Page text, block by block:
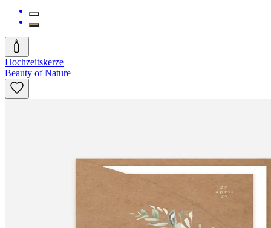
Hochzeitskerze
Beauty of Nature